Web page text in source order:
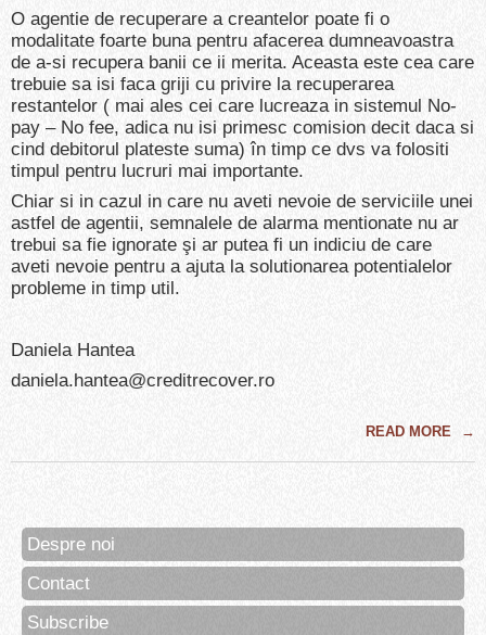
O agentie de recuperare a creantelor poate fi o
modalitate foarte buna pentru afacerea dumneavoastra
de a-si recupera banii ce ii merita. Aceasta este cea care
trebuie sa isi faca griji cu privire la recuperarea
restantelor ( mai ales cei care lucreaza in sistemul No-
pay – No fee, adica nu isi primesc comision decit daca si
cind debitorul plateste suma) în timp ce dvs va folositi
timpul pentru lucruri mai importante.
Chiar si in cazul in care nu aveti nevoie de serviciile unei
astfel de agentii, semnalele de alarma mentionate nu ar
trebui sa fie ignorate şi ar putea fi un indiciu de care
aveti nevoie pentru a ajuta la solutionarea potentialelor
probleme in timp util.
Daniela Hantea
daniela.hantea@creditrecover.ro
READ MORE →
Despre noi
Contact
Subscribe